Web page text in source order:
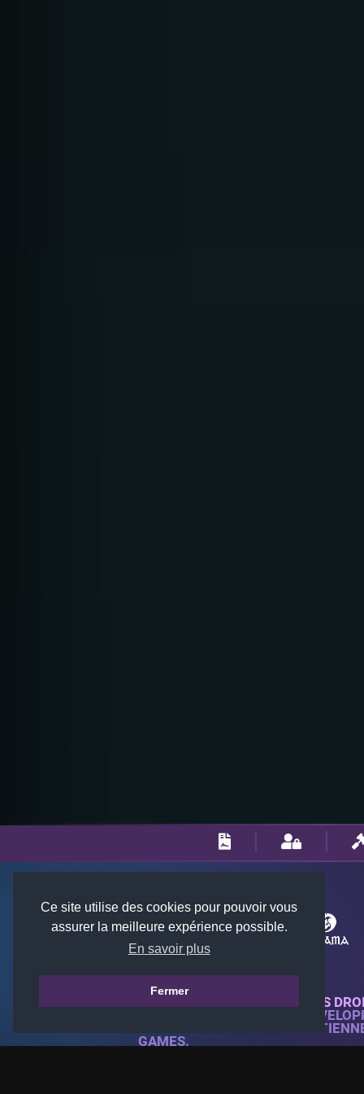
Ce site utilise des cookies pour pouvoir vous
assurer la meilleure expérience possible.
En savoir plus
Fermer
© 2018-2026 KTARENA. TOUS
SITE WEB ENTIÈREMENT
TOUTES LES IMAGES
GAMES.